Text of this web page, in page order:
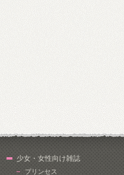
少女・女性向け雑誌
プリンセス